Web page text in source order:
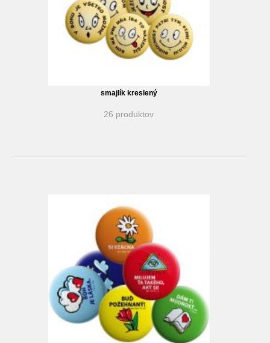
smajlík kreslený
26 produktov